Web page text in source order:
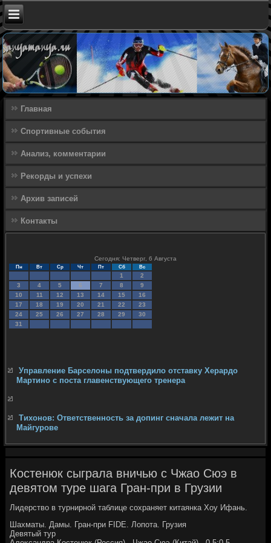
Главная
Спортивные события
Анализ, комментарии
Рекорды и успехи
Архив записей
Контакты
Сегодня: Четверг, 6 Августа
Пн Вт Ср Чт Пт Сб Вс
1
2
3
4 5 6 7 8
9
10
11 12 13 14 15
16
17
18 19 20 21 22
23
24
25 26 27 28 29
30
31
Управление Барселоны подтвердило отставку Херардо
Мартино с поста главенствующего тренера
Тихонов: Ответственность за допинг сначала лежит на
Майгурове
Костенюк сыграла вничью с Чжао Сюэ в
девятом туре шага Гран-при в Грузии
Лидерствο в турнирной таблице сохраняет китаянка Хоу Ифань.
Шахматы. Дамы. Гран-при FIDE. Лопота. Грузия
Девятый тур